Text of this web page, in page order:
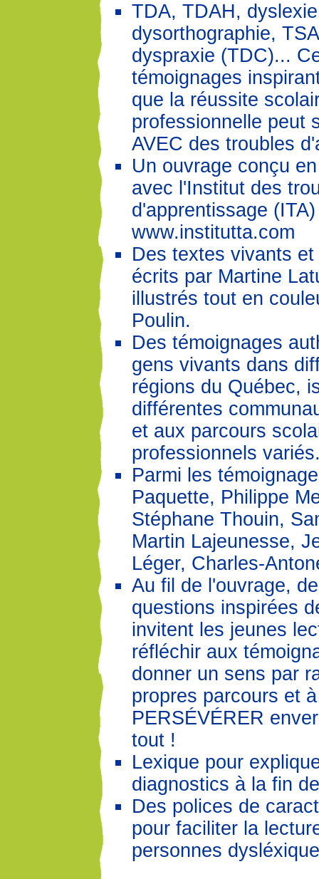
TDA, TDAH,
dysorthographie,
dyspraxie (TDC)...
témoignages
que la réussite
professionnelle peut
AVEC des troubles
Un ouvrage conçu
avec l'Institut des
d'apprentissage (ITA)
www.institutta.com
Des textes vivants
écrits par Martine
illustrés tout en
Poulin.
Des témoignages
gens vivants dans
régions du Québec,
différentes
et aux parcours
professionnels
Parmi les
Paquette, Philippe
Stéphane Thouin,
Martin Lajeunesse,
Léger, Charles-
Au fil de l'ouvrage,
questions inspirées
invitent les jeunes
réfléchir aux
donner un sens par
propres parcours et à
PERSÉVÉRER
tout !
Lexique pour
diagnostics à la fin
Des polices de
pour faciliter la
personnes